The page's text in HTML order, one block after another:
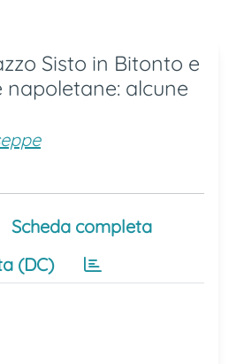
Sisto in Bitonto e
napoletane: alcune
Scheda completa
(DC)